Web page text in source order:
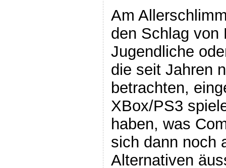
Am
den Schlag von
Jugendliche
die seit Jahren
betrachten,
XBox/PS3
haben, was
sich dann noch
Alternativen